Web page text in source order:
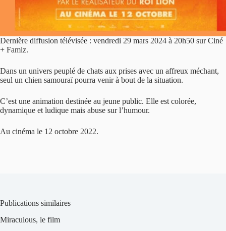
Dernière diffusion télévisée : vendredi 29 mars 2024 à 20h50 sur Ciné
+ Famiz.
Dans un univers peuplé de chats aux prises avec un affreux méchant,
seul un chien samouraï pourra venir à bout de la situation.
C’est une animation destinée au jeune public. Elle est colorée,
dynamique et ludique mais abuse sur l’humour.
Au cinéma le 12 octobre 2022.
Publications similaires
Miraculous, le film